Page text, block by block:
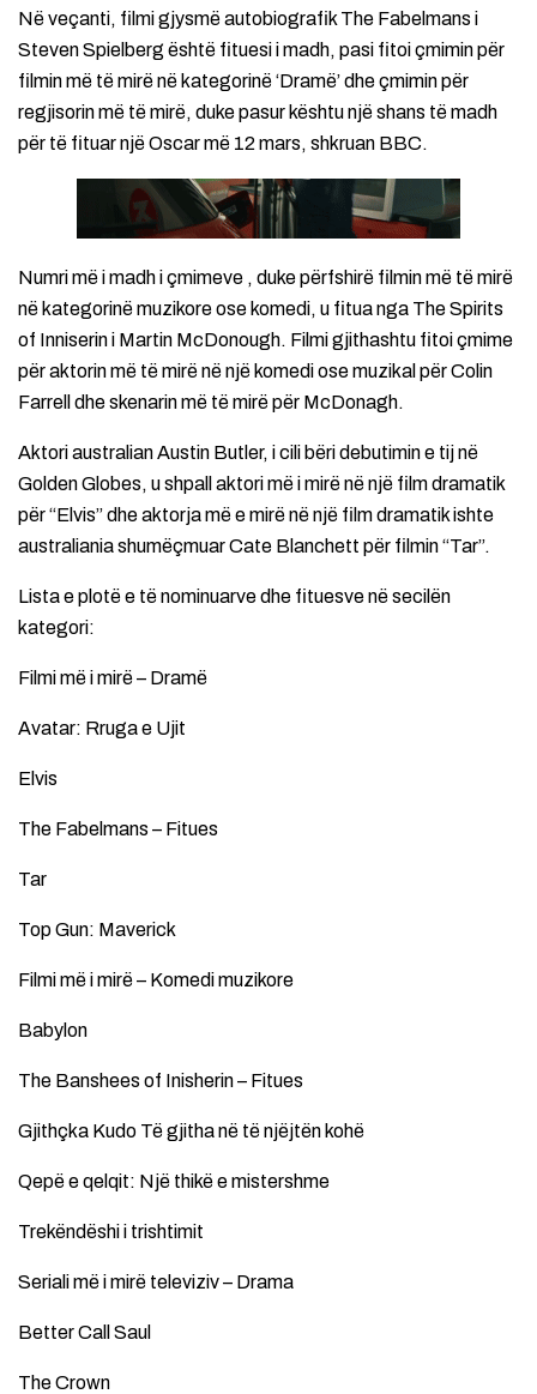
Në veçanti, filmi gjysmë autobiografik The Fabelmans i
Steven Spielberg është fituesi i madh, pasi fitoi çmimin për
filmin më të mirë në kategorinë ‘Dramë’ dhe çmimin për
regjisorin më të mirë, duke pasur kështu një shans të madh
për të fituar një Oscar më 12 mars, shkruan BBC.
Numri më i madh i çmimeve , duke përfshirë filmin më të mirë
në kategorinë muzikore ose komedi, u fitua nga The Spirits
of Inniserin i Martin McDonough. Filmi gjithashtu fitoi çmime
për aktorin më të mirë në një komedi ose muzikal për Colin
Farrell dhe skenarin më të mirë për McDonagh.
Aktori australian Austin Butler, i cili bëri debutimin e tij në
Golden Globes, u shpall aktori më i mirë në një film dramatik
për “Elvis” dhe aktorja më e mirë në një film dramatik ishte
australiania shumëçmuar Cate Blanchett për filmin “Tar”.
Lista e plotë e të nominuarve dhe fituesve në secilën
kategori:
Filmi më i mirë – Dramë
Avatar: Rruga e Ujit
Elvis
The Fabelmans – Fitues
Tar
Top Gun: Maverick
Filmi më i mirë – Komedi muzikore
Babylon
The Banshees of Inisherin – Fitues
Gjithçka Kudo Të gjitha në të njëjtën kohë
Qepë e qelqit: Një thikë e mistershme
Trekëndëshi i trishtimit
Seriali më i mirë televiziv – Drama
Better Call Saul
The Crown